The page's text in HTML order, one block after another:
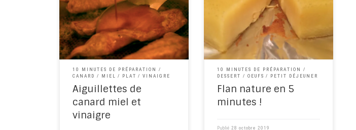
canard ? Voici un plat simple et
savoureux, que vous ferez en
quelques minutes, avec simplement
du miel, du vinaigre, du sel, du poivre,
et des aiguillettes, bien sûr !
10 MINUTES DE PRÉPARATION
CANARD
MIEL PLAT VINAIGRE
Aiguillettes de
canard miel et
vinaigre
Ah le bon flanc ! Sous diverses
formes, le flanc est un classique de
la pâtisserie.
10 MINUTES DE PRÉPARATION
DESSERT
OEUFS PETIT DÉJEUNER
Flan nature en 5
minutes !
Publié28 octobre 2019